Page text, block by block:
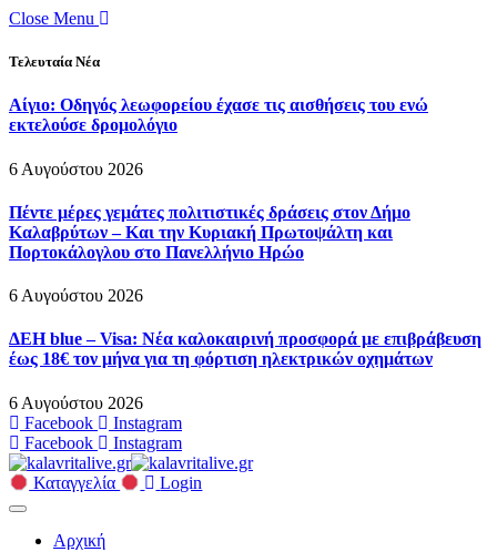
Close Menu
Τελευταία Νέα
Αίγιο: Οδηγός λεωφορείου έχασε τις αισθήσεις του ενώ
εκτελούσε δρομολόγιο
6 Αυγούστου 2026
Πέντε μέρες γεμάτες πολιτιστικές δράσεις στον Δήμο
Καλαβρύτων – Και την Κυριακή Πρωτοψάλτη και
Πορτοκάλογλου στο Πανελλήνιο Ηρώο
6 Αυγούστου 2026
ΔΕΗ blue – Visa: Νέα καλοκαιρινή προσφορά με επιβράβευση
έως 18€ τον μήνα για τη φόρτιση ηλεκτρικών οχημάτων
6 Αυγούστου 2026
Facebook
Instagram
Facebook
Instagram
Καταγγελία Login
Αρχική